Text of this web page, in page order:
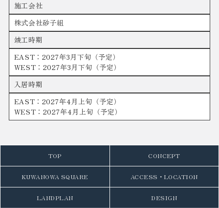
施工会社
株式会社砂子組
竣工時期
EAST：2027年3月下旬（予定）
WEST：2027年3月下旬（予定）
入居時期
EAST：2027年4月上旬（予定）
WEST：2027年4月上旬（予定）
TOP CONCEPT
KUWANOWA SQUARE ACCESS・LOCATION
LANDPLAN DESIGN